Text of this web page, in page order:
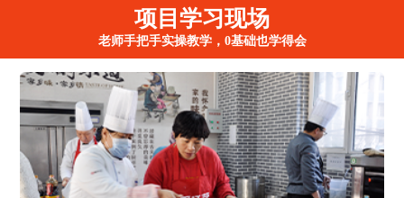
项目学习现场
老师手把手实操教学，0基础也学得会